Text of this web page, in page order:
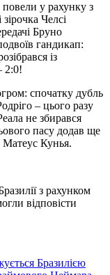
у рахунку з
Челсі
Бруно
гандикап:
із
2:0!
спочатку дубль
– цього разу
не збирався
пасу додав ще
Матеус Кунья.
з рахунком
відповісти
Бразилією